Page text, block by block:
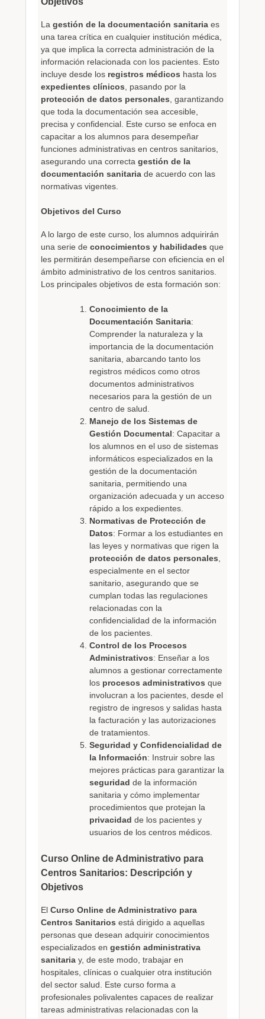
La gestión de la documentación sanitariaes
una tarea crítica en cualquier institución médica,
ya que implica la correcta administración de la
información relacionada con los pacientes. Esto
incluye desde los registros médicos hasta los
expedientes clínicos , pasando por la
protección de datos personales , garantizando
que toda la documentación sea accesible,
precisa y confidencial. Este curso se enfoca en
capacitar a los alumnos para desempeñar
funciones administrativas en centros sanitarios,
asegurando una correcta gestión de la
documentación sanitariade acuerdo con las
normativas vigentes.
Objetivos del Curso
A lo largo de este curso, los alumnos adquirirán
una serie de conocimientos y habilidades que
les permitirán desempeñarse con eficiencia en el
ámbito administrativo de los centros sanitarios.
Los principales objetivos de esta formación son:
Conocimiento de la
Documentación Sanitaria:
Comprender la naturaleza y la
importancia de la documentación
sanitaria, abarcando tanto los
registros médicos como otros
documentos administrativos
necesarios para la gestión de un
centro de salud.
Manejo de los Sistemas de
Gestión Documental: Capacitar a
los alumnos en el uso de sistemas
informáticos especializados en la
gestión de la documentación
sanitaria, permitiendo una
organización adecuada y un acceso
rápido a los expedientes.
Normativas de Protección de
Datos: Formar a los estudiantes en
las leyes y normativas que rigen la
protección de datos personales,
especialmente en el sector
sanitario, asegurando que se
cumplan todas las regulaciones
relacionadas con la
confidencialidad de la información
de los pacientes.
Control de los Procesos
Administrativos: Enseñar a los
alumnos a gestionar correctamente
los procesos administrativos que
involucran a los pacientes, desde el
registro de ingresos y salidas hasta
la facturación y las autorizaciones
de tratamientos.
Seguridad y Confidencialidad de
la Información: Instruir sobre las
mejores prácticas para garantizar la
seguridad de la información
sanitaria y cómo implementar
procedimientos que protejan la
privacidad de los pacientes y
usuarios de los centros médicos.
Curso Online de Administrativo para
Centros Sanitarios: Descripción y
Objetivos
El Curso Online de Administrativo para
Centros Sanitarios está dirigido a aquellas
personas que desean adquirir conocimientos
especializados en gestión administrativa
sanitariay, de este modo, trabajar en
hospitales, clínicas o cualquier otra institución
del sector salud. Este curso forma a
profesionales polivalentes capaces de realizar
tareas administrativas relacionadas con la